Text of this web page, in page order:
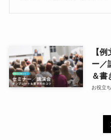
【
ー／
＆書
お役立